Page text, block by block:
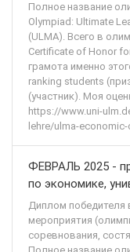
Полное название
Olympiad: Ultimate
(ULMA). Всего в
Certificate of Honor
грамота именно
ranking students
(участник). Моя
https://www.uni-
lehre/ulma-
ФЕВРАЛЬ 2025 -
по экономике,
Диплом победителя
мероприятия
соревнования,